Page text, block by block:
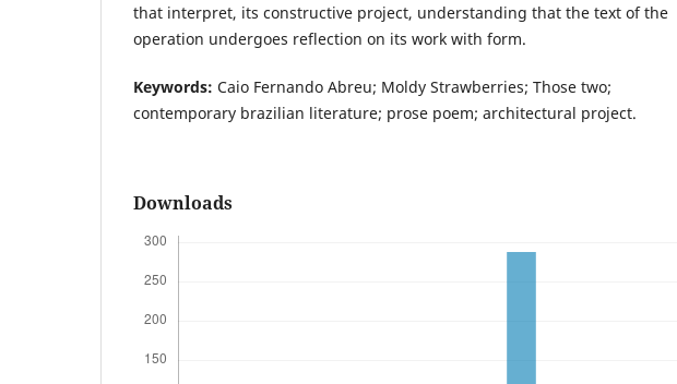
that interpret, its constructive project, understanding that the text of the
operation undergoes reflection on its work with form.
Keywords: Caio Fernando Abreu; Moldy Strawberries; Those two;
contemporary brazilian literature; prose poem; architectural project.
Downloads